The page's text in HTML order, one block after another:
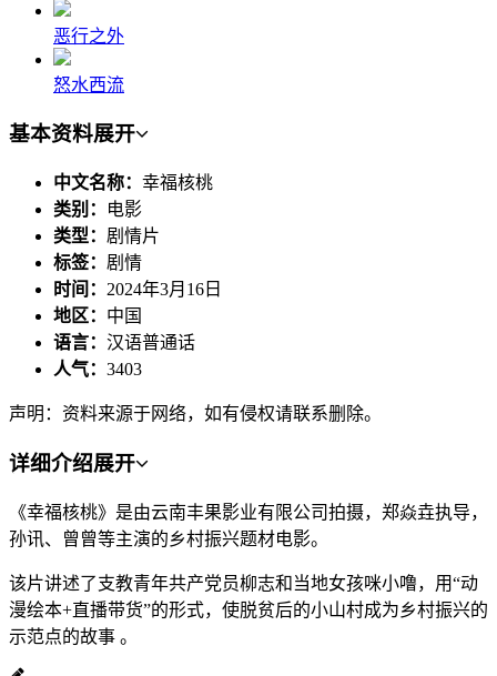
恶行之外
怒水西流
基本资料展开
中文名称： 幸福核桃
类别：
电影
类型： 剧情片
标签： 剧情
时间： 2024年3月16日
地区： 中国
语言： 汉语普通话
人气： 3403
声明：资料来源于网络，如有侵权请联系删除。
详细介绍展开
《幸福核桃》是由云南丰果影业有限公司拍摄，郑焱垚执导，
孙讯、曾曾等主演的乡村振兴题材电影。
该片讲述了支教青年共产党员柳志和当地女孩咪小噜，用“动
漫绘本+直播带货”的形式，使脱贫后的小山村成为乡村振兴的
示范点的故事 。